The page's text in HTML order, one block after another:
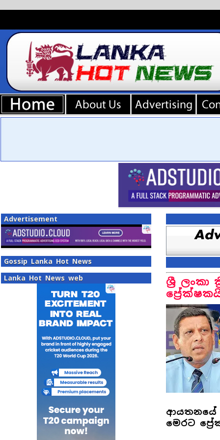
Advertisement
Gossip Lanka Hot News
Lanka Hot News web
ශ්‍රී
ආයතනයේ
මෙරට